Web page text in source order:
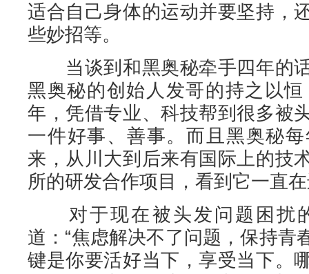
适合自己身体的运动并要坚持，
些妙招等。
当谈到和黑奥秘牵手四年的
黑奥秘的创始人发哥的持之以
年，凭借专业、科技帮到很多被
一件好事、善事。而且黑奥秘
来，从川大到后来有国际上的技
所的研发合作项目，看到它一直
对于现在被头发问题困扰
道：“焦虑解决不了问题，保持青
键是你要活好当下，享受当下。